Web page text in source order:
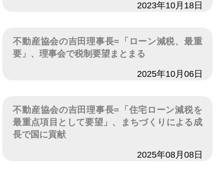
2023年10月18日
不動産協会の吉田理事長=「ローン減税、最重
要」、理事会で税制要望まとまる
2025年10月06日
不動産協会の吉田理事長=「住宅ローン減税を
最重点項目として要望」、まちづくりによる成
長で国に貢献
2025年08月08日